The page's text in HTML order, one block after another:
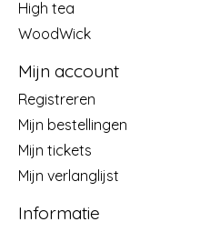
High tea
WoodWick
Mijn account
Registreren
Mijn bestellingen
Mijn tickets
Mijn verlanglijst
Informatie